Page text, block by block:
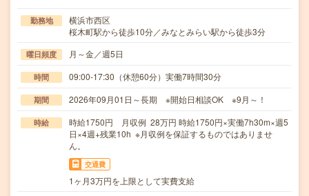
勤務地
横浜市西区
桜木町駅から徒歩10分／みなとみらい駅から徒歩3分
曜日頻度 月～金／週5日
時間 09:00-17:30（休憩60分）実働7時間30分
期間 2026年09月01日～長期 ※開始日相談OK ※9月～！
時給
時給1750円 月収例 28万円 時給1750円×実働7h30m×週5
日×4週+残業10h ※月収例を保証するものではありませ
ん。
交通費
1ヶ月3万円を上限として実費支給